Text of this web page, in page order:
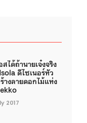
สได้ถ้านายเจ๋งจริง
ดีไซเนอร์หัว
างลายดอกไม้แห่ง
2017